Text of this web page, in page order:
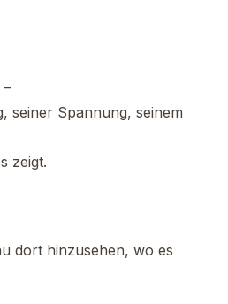
seiner Spannung, seinem
zeigt.
dort hinzusehen, wo es